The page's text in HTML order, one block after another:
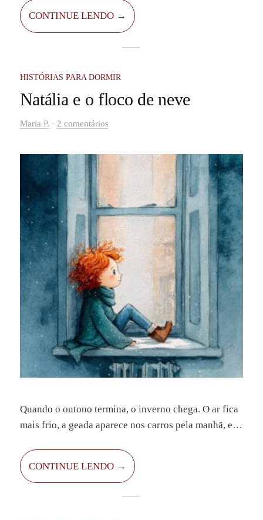
noite, quando os visitantes iam embora, eles se
reuniam para contar uns aos outros o que tinha
estava em harmonia e os animais gostavam de viver
CONTINUE LENDO →
HISTÓRIAS PARA DORMIR
Natália e o floco de neve
Maria P. - 2 comentários
Quando o outono termina, o inverno chega. O ar fica
mais frio, a geada aparece nos carros pela manhã, e
ansiosas pela primeira neve, sem imaginar que, junto
com o primeiro floco de neve, pode vir algo mágico.
CONTINUE LENDO →